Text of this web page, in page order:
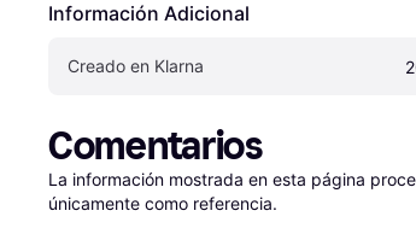
Información Adicional
Creado en Klarna
Comentarios
La información mostrada en esta página
únicamente como referencia.